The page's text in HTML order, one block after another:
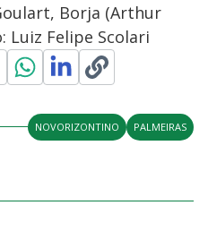
Borja (Arthur
Luiz Felipe Scolari
NOVORIZONTINO PALMEIRAS